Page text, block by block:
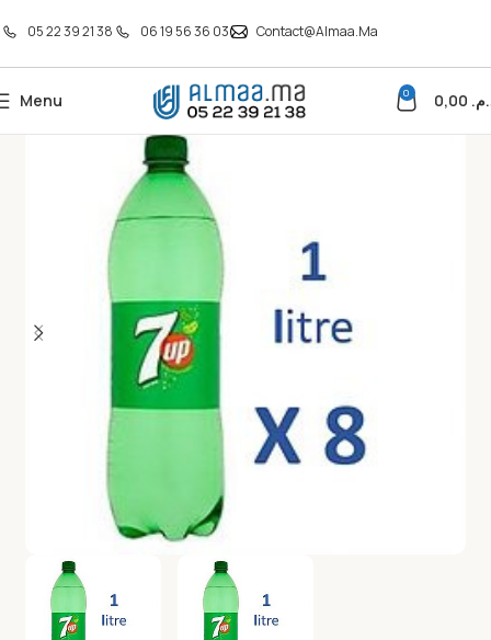
05 22 39 21 38 06 19 56 36 03 Contact@almaa.ma
Menu 0